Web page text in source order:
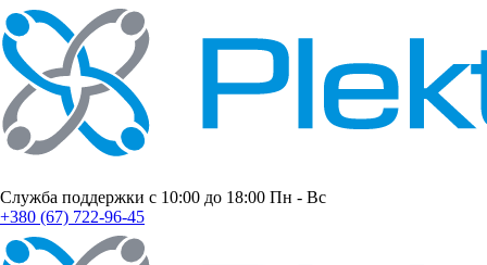
Служба поддержки с 10:00 до 18:00 Пн - Вс
+380 (67) 722-96-45